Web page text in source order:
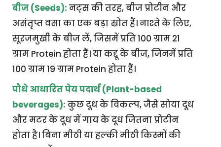
बीज (Seeds): नट्स की तरह, बीज प्रोटीन और
असंतृप्त वसा का एक बड़ा स्रोत हैं। नाश्ते के लिए,
सूरजमुखी के बीज लें, जिसमें प्रति 100 ग्राम 21
ग्राम Protein होता हैं। या कद्दू के बीज, जिनमें प्रति
100 ग्राम 19 ग्राम Protein होता हैं।
पौधे आधारित पेय पदार्थ (Plant-based
beverages): कुछ दूध के विकल्प, जैसे सोया दूध
और मटर के दूध में गाय के दूध जितना प्रोटीन
होता है। बिना मीठी या हल्की मीठी किस्मों की